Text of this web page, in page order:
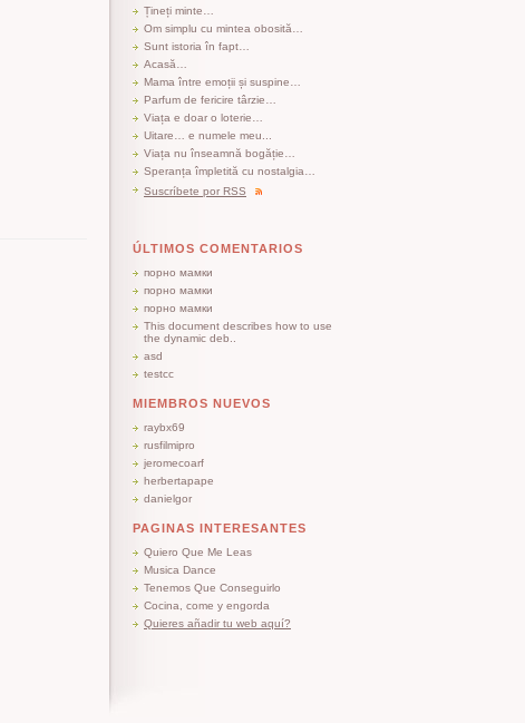
Țineți minte…
Om simplu cu mintea obosită…
Sunt istoria în fapt…
Acasă…
Mama între emoții și suspine…
Parfum de fericire târzie…
Viața e doar o loterie…
Uitare… e numele meu...
Viața nu înseamnă bogăție…
Speranța împletită cu nostalgia…
Suscríbete por RSS
ÚLTIMOS COMENTARIOS
порно мамки
порно мамки
порно мамки
This document describes how to use
the dynamic deb..
asd
testcc
MIEMBROS NUEVOS
raybx69
rusfilmipro
jeromecoarf
herbertapape
danielgor
PAGINAS INTERESANTES
Quiero Que Me Leas
Musica Dance
Tenemos Que Conseguirlo
Cocina, come y engorda
Quieres añadir tu web aquí?